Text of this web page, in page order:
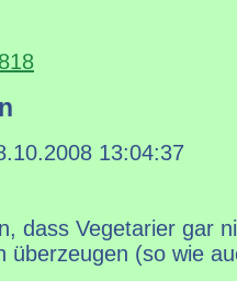
13:04:37
dass Vegetarier gar
überzeugen (so wie